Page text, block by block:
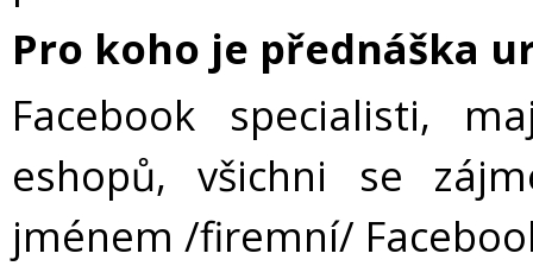
Pro koho je přednáška
Facebook specialisti,
eshopů, všichni se
jménem /firemní/